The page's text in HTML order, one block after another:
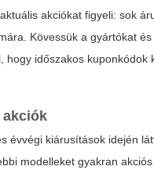
akciókat figyeli: sok
Kövessük a gyártókat
hogy időszakos
akciók
évvégi kiárusítások idején
modelleket gyakran